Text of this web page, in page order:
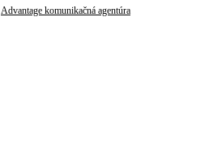
Advantage komunikačná agentúra